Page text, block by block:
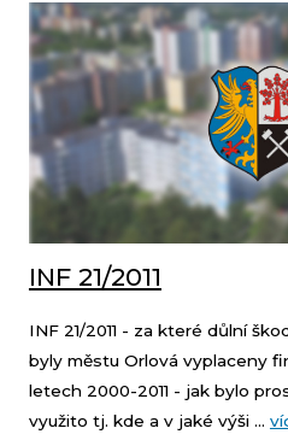
INF 21/2011
INF 21/2011 - za které důlní
byly městu Orlová vyplaceny
letech 2000-2011 - jak bylo
využito tj. kde a v jaké výši ...